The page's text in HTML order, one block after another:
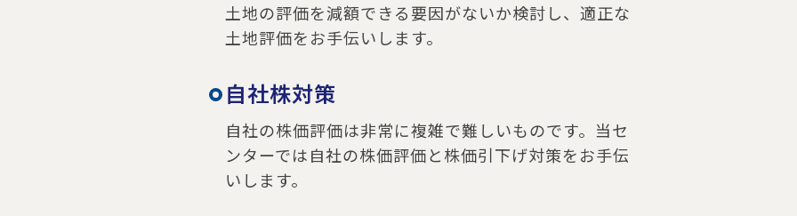
土地の評価を減額できる要因がないか検討し、適正な
土地評価をお手伝いします。
自社株対策
自社の株価評価は非常に複雑で難しいものです。当セ
ンターでは自社の株価評価と株価引下げ対策をお手伝
いします。